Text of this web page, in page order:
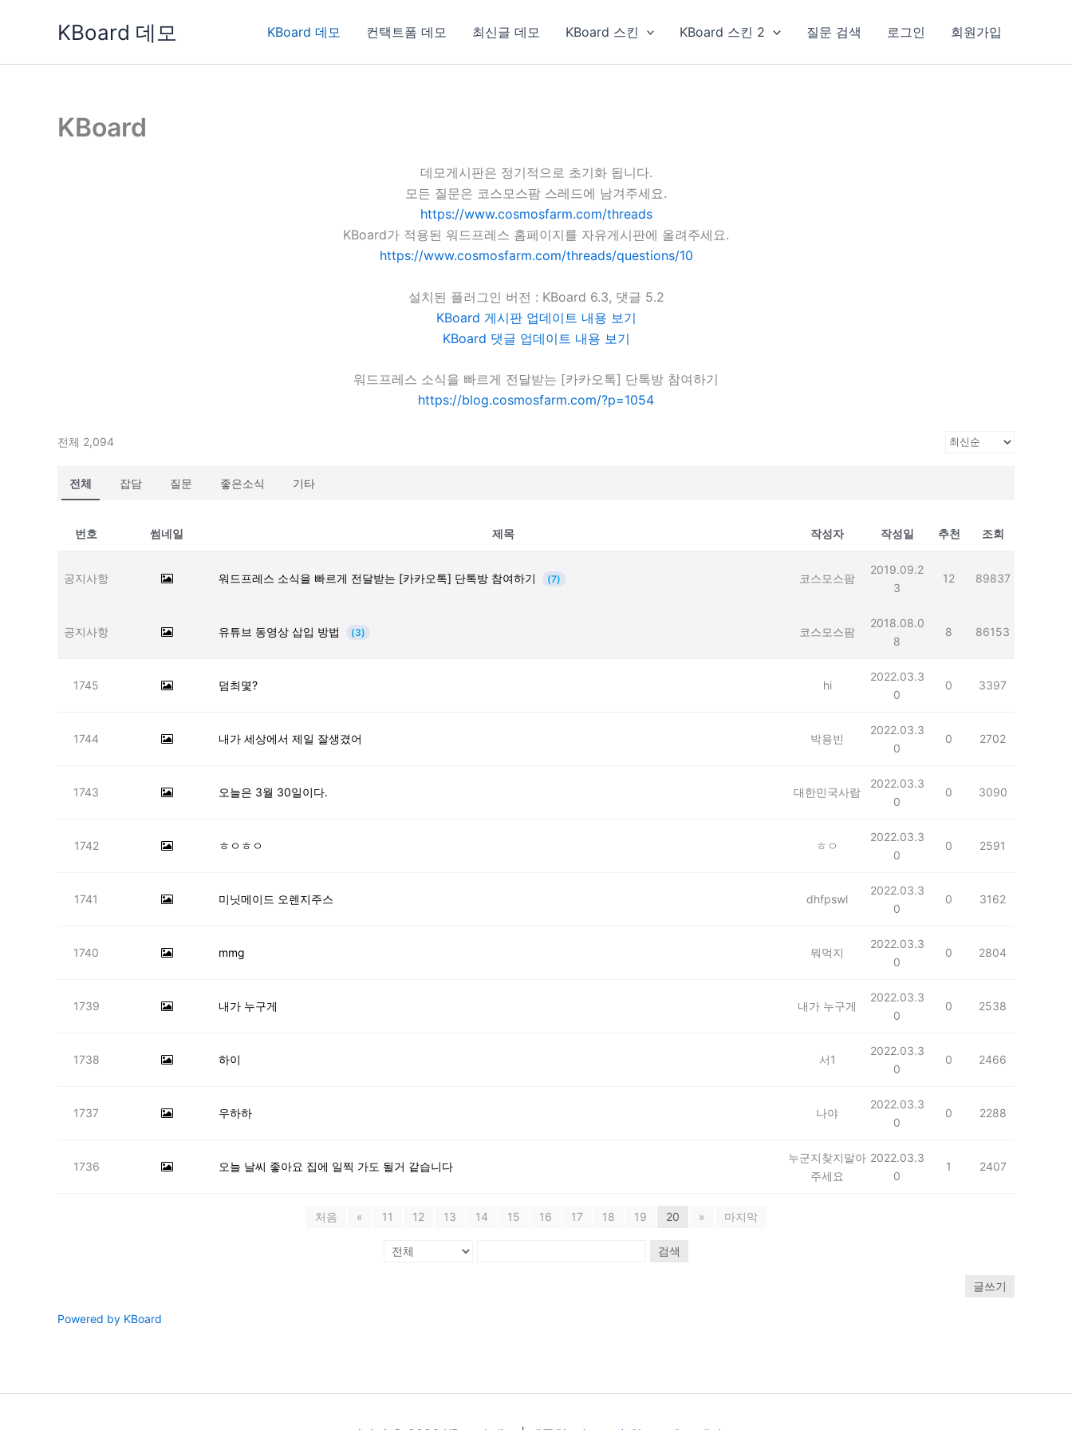
KBoard 데모 KBoard 데모 컨택트폼 데모 최신글 데모 KBoard 스킨 KBoard 스킨 2 질문 검색 로그인 회원가입
KBoard
데모게시판은 정기적으로 초기화 됩니다.
모든 질문은 코스모스팜 스레드에 남겨주세요.
https://www.cosmosfarm.com/threads
KBoard가 적용된 워드프레스 홈페이지를 자유게시판에 올려주세요.
https://www.cosmosfarm.com/threads/questions/10
설치된 플러그인 버전 : KBoard 6.3, 댓글 5.2
KBoard 게시판 업데이트 내용 보기
KBoard 댓글 업데이트 내용 보기
워드프레스 소식을 빠르게 전달받는 [카카오톡] 단톡방 참여하기
https://blog.cosmosfarm.com/?p=1054
전체 2,094
전체 잡담 질문 좋은소식 기타
번호 썸네일 제목 작성자 작성일 추천 조회
공지사항 워드프레스 소식을 빠르게 전달받는 [카카오톡] 단톡방 참여하기 (7) 코스모스팜
2019.09.2
3
12 89837
공지사항 유튜브 동영상 삽입 방법 (3) 코스모스팜
2018.08.0
8
8 86153
1745 덤최몇? hi
2022.03.3
0
0 3397
1744 내가 세상에서 제일 잘생겼어 박용빈
2022.03.3
0
0 2702
1743 오늘은 3월 30일이다. 대한민국사람
2022.03.3
0
0 3090
1742 ㅎㅇㅎㅇ ㅎㅇ
2022.03.3
0
0 2591
1741 미닛메이드 오렌지주스 dhfpswl
2022.03.3
0
0 3162
1740 mmg 뭐먹지
2022.03.3
0
0 2804
1739 내가 누구게 내가 누구게
2022.03.3
0
0 2538
1738 하이 서1
2022.03.3
0
0 2466
1737 우하하 나야
2022.03.3
0
0 2288
1736 오늘 날씨 좋아요 집에 일찍 가도 될거 같습니다
누군지찾지말아
주세요
2022.03.3
0
1 2407
처음 « 11 12 13 14 15 16 17 18 19 20 » 마지막
검색
글쓰기
Powered by KBoard